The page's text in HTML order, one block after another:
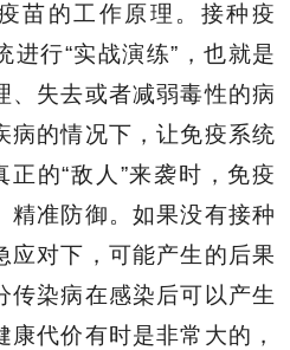
苗的工作原理。接种疫
进行“实战演练”，也就是
、失去或者减弱毒性的病
病的情况下，让免疫系统
正的“敌人”来袭时，免疫
精准防御。如果没有接种
应对下，可能产生的后果
传染病在感染后可以产生
代价有时是非常大的，